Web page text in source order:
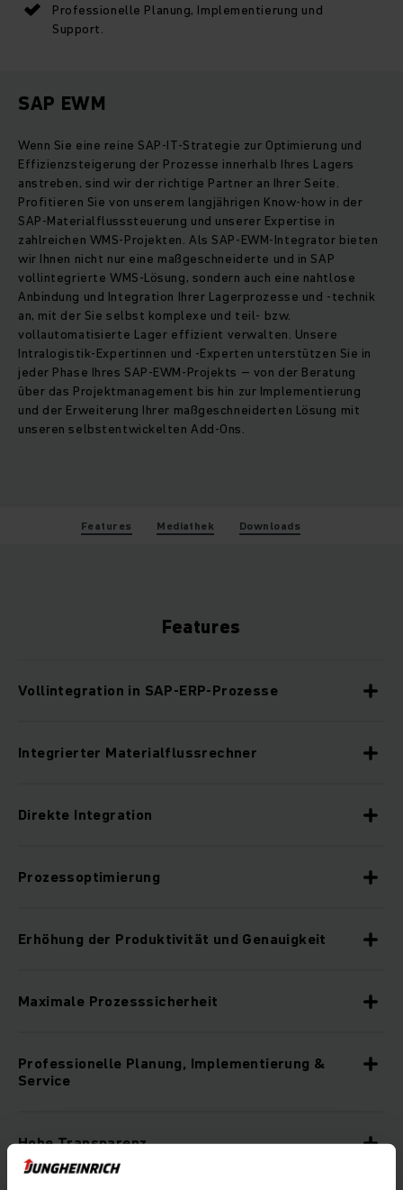
Professionelle Planung, Implementierung und
Support.
SAP EWM
Wenn Sie eine reine SAP-IT-Strategie zur Optimierung und
Effizienzsteigerung der Prozesse innerhalb Ihres Lagers
anstreben, sind wir der richtige Partner an Ihrer Seite.
Profitieren Sie von unserem langjährigen Know-how in der
SAP-Materialflusssteuerung und unserer Expertise in
zahlreichen WMS-Projekten. Als SAP-EWM-Integrator bieten
wir Ihnen nicht nur eine maßgeschneiderte und in SAP
vollintegrierte WMS-Lösung, sondern auch eine nahtlose
Anbindung und Integration Ihrer Lagerprozesse und -technik
an, mit der Sie selbst komplexe und teil- bzw.
vollautomatisierte Lager effizient verwalten. Unsere
Intralogistik-Expertinnen und -Experten unterstützen Sie in
jeder Phase Ihres SAP-EWM-Projekts – von der Beratung
über das Projektmanagement bis hin zur Implementierung
und der Erweiterung Ihrer maßgeschneiderten Lösung mit
unseren selbstentwickelten Add-Ons.
Features Mediathek Downloads
Features
Vollintegration in SAP-ERP-Prozesse
Integrierter Materialflussrechner
Direkte Integration
Prozessoptimierung
Erhöhung der Produktivität und Genauigkeit
Maximale Prozesssicherheit
Professionelle Planung, Implementierung &
Service
Hohe Transparenz